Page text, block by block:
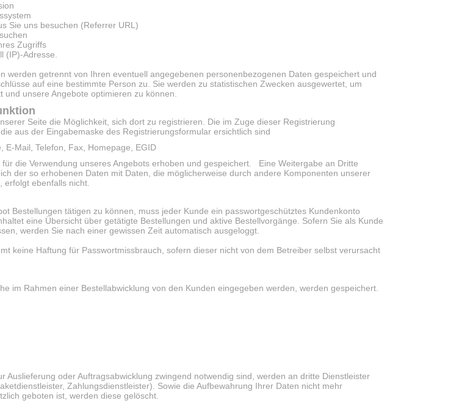
Sie uns besuchen (Referrer URL)
Zugriffs
(IP)-Adresse.
werden getrennt von Ihren eventuell angegebenen personenbezogenen Daten gespeichert und
auf eine bestimmte Person zu. Sie werden zu statistischen Zwecken ausgewertet, um
und unsere Angebote optimieren zu können.
Seite die Möglichkeit, sich dort zu registrieren. Die im Zuge dieser Registrierung
aus der Eingabemaske des Registrierungsformular ersichtlich sind
E-Mail, Telefon, Fax, Homepage, EGID
die Verwendung unseres Angebots erhoben und gespeichert. Eine Weitergabe an Dritte
der so erhobenen Daten mit Daten, die möglicherweise durch andere Komponenten unserer
erfolgt ebenfalls nicht.
Bestellungen tätigen zu können, muss jeder Kunde ein passwortgeschütztes Kundenkonto
eine Übersicht über getätigte Bestellungen und aktive Bestellvorgänge. Sofern Sie als Kunde
werden Sie nach einer gewissen Zeit automatisch ausgeloggt.
keine Haftung für Passwortmissbrauch, sofern dieser nicht von dem Betreiber selbst verursacht
im Rahmen einer Bestellabwicklung von den Kunden eingegeben werden, werden gespeichert.
Auslieferung oder Auftragsabwicklung zwingend notwendig sind, werden an dritte Dienstleister
Zahlungsdienstleister). Sowie die Aufbewahrung Ihrer Daten nicht mehr
geboten ist, werden diese gelöscht.